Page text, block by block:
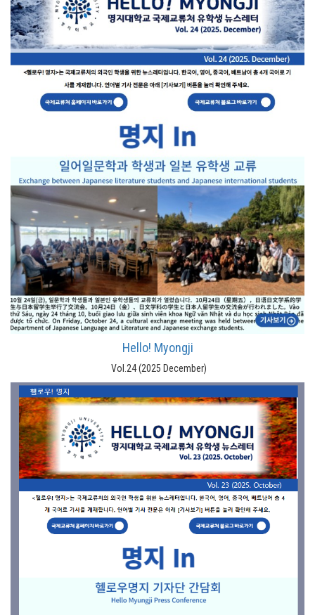
Hello! Myongji
Vol.24 (2025 December)